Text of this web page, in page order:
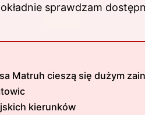
sprawdzam
Matruh cieszą się dużym
kierunków